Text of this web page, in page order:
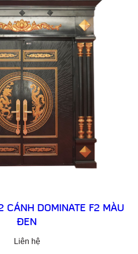
CÁNH DOMINATE F2 MÀU
ĐEN
Liên hệ